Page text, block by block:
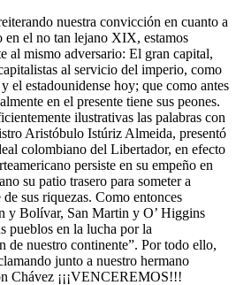
nuestra convicción en cuanto a
el no tan lejano XIX, estamos
al mismo adversario: El gran capital,
al servicio del imperio, como
el estadounidense hoy; que como antes
en el presente tiene sus peones.
ilustrativas las palabras con
Aristóbulo Istúriz Almeida, presentó
colombiano del Libertador, en efecto
persiste en su empeño en
su patio trasero para someter a
sus riquezas. Como entonces
y Bolívar, San Martin y O’ Higgins
pueblos en la lucha por la
de nuestro continente”. Por todo ello,
junto a nuestro hermano
Chávez ¡¡¡VENCEREMOS!!!